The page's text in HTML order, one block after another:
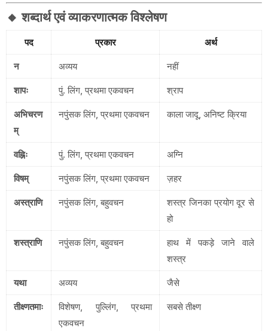
🔸शब्दार्थ एवं व्याकरणात्मक विश्लेषण
पद प्रकार अर्थ
न अव्यय नहीं
शापः पुं. लिंग, प्रथमा एकवचन श्राप
अभिचरण
म्
नपुंसक लिंग, प्रथमा एकवचन काला जादू, अनिष्ट क्रिया
वह्निः पुं. लिंग, प्रथमा एकवचन अग्नि
विषम् नपुंसक लिंग, प्रथमा एकवचन ज़हर
अस्त्राणि नपुंसक लिंग, बहुवचन
शस्त्र जिनका प्रयोग दूर से
हो
शस्त्राणि नपुंसक लिंग, बहुवचन
हाथ में पकड़े जाने वाले
शस्त्र
यथा अव्यय जैसे
तीक्ष्णतमाः
विशेषण, पुल्लिंग, प्रथमा
एकवचन
सबसे तीक्ष्ण